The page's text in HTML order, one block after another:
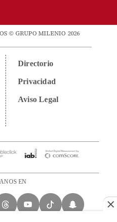
© GRUPO MILENIO 2026
Directorio
Privacidad
Aviso Legal
EN